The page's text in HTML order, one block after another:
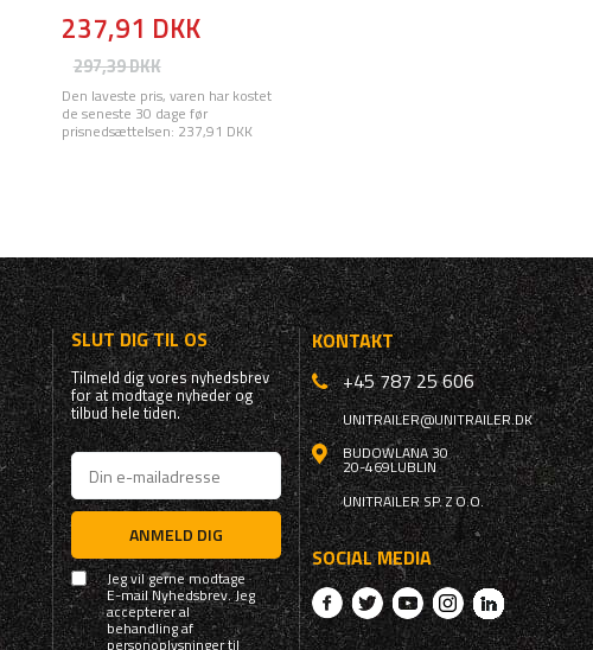
297,39 DKK
237,91 DKK
Den laveste pris, varen har kostet
de seneste 30 dage før
prisnedsættelsen: 237,91 DKK
SLUT DIG TIL OS
Tilmeld dig vores nyhedsbrev
for at modtage nyheder og
tilbud hele tiden.
ANMELD DIG
Jeg vil gerne modtage
E-mail Nyhedsbrev. Jeg
accepterer al
behandling af
personoplysninger til
KONTAKT
+45 787 25 606
UNITRAILER@UNITRAILER.DK
BUDOWLANA 30
20-469LUBLIN
UNITRAILER SP. Z O.O.
SOCIAL MEDIA